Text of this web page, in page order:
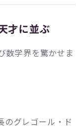
才に並ぶ
学界を驚かせま
のグレゴール・ド